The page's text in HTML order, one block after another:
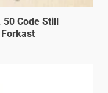
50 Code Still
Forkast